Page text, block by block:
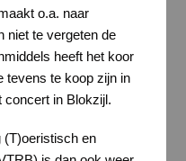
o.a. naar
niet te vergeten de
heeft het koor
tevens te koop zijn in
concert in Blokzijl.
(T)oeristisch en